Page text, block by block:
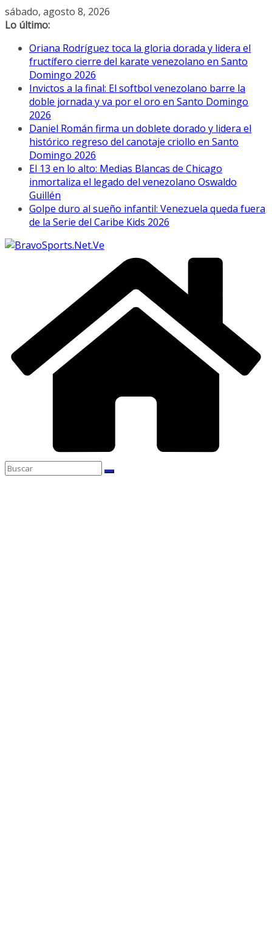
Saltar
al
sábado, agosto 8, 2026
Lo último:
Oriana Rodríguez toca la gloria dorada y lidera el
fructífero cierre del karate venezolano en Santo
Domingo 2026
Invictos a la final: El softbol venezolano barre la
doble jornada y va por el oro en Santo Domingo
2026
Daniel Román firma un doblete dorado y lidera el
histórico regreso del canotaje criollo en Santo
Domingo 2026
El 13 en lo alto: Medias Blancas de Chicago
inmortaliza el legado del venezolano Oswaldo
Guillén
Golpe duro al sueño infantil: Venezuela queda fuera
de la Serie del Caribe Kids 2026